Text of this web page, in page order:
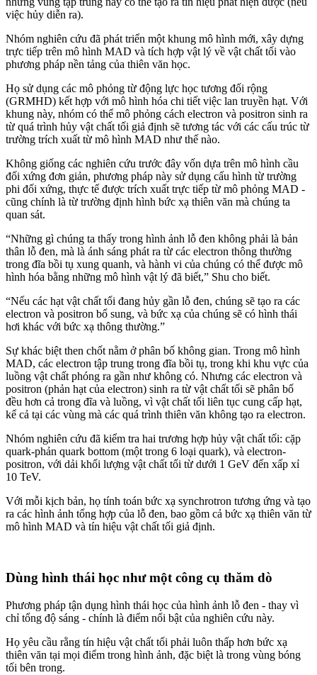
việc hủy diễn ra).
Nhóm nghiên cứu đã phát triển một khung mô hình mới, xây dựng
trực tiếp trên mô hình MAD và tích hợp vật lý về vật chất tối vào
phương pháp nền tảng của thiên văn học.
Họ sử dụng các mô phỏng từ động lực học tương đối rộng
(GRMHD) kết hợp với mô hình hóa chi tiết việc lan truyền hạt. Với
khung này, nhóm có thể mô phỏng cách electron và positron sinh ra
từ quá trình hủy vật chất tối giả định sẽ tương tác với các cấu trúc từ
trường trích xuất từ mô hình MAD như thế nào.
Không giống các nghiên cứu trước đây vốn dựa trên mô hình cầu
đối xứng đơn giản, phương pháp này sử dụng cấu hình từ trường
phi đối xứng, thực tế được trích xuất trực tiếp từ mô phỏng MAD -
cũng chính là từ trường định hình bức xạ thiên văn mà chúng ta
quan sát.
“Những gì chúng ta thấy trong hình ảnh lỗ đen không phải là bản
thân lỗ đen, mà là ánh sáng phát ra từ các electron thông thường
trong đĩa bồi tụ xung quanh, và hành vi của chúng có thể được mô
hình hóa bằng những mô hình vật lý đã biết,” Shu cho biết.
“Nếu các hạt vật chất tối đang hủy gần lỗ đen, chúng sẽ tạo ra các
electron và positron bổ sung, và bức xạ của chúng sẽ có hình thái
hơi khác với bức xạ thông thường.”
Sự khác biệt then chốt nằm ở phân bố không gian. Trong mô hình
MAD, các electron tập trung trong đĩa bồi tụ, trong khi khu vực của
luồng vật chất phóng ra gần như không có. Nhưng các electron và
positron (phản hạt của electron) sinh ra từ vật chất tối sẽ phân bố
đều hơn cả trong đĩa và luồng, vì vật chất tối liên tục cung cấp hạt,
kể cả tại các vùng mà các quá trình thiên văn không tạo ra electron.
Nhóm nghiên cứu đã kiểm tra hai trương hợp hủy vật chất tối: cặp
quark-phản quark bottom (một trong 6 loại quark), và electron-
positron, với dải khối lượng vật chất tối từ dưới 1 GeV đến xấp xỉ
10 TeV.
Với mỗi kịch bản, họ tính toán bức xạ synchrotron tương ứng và tạo
ra các hình ảnh tổng hợp của lỗ đen, bao gồm cả bức xạ thiên văn từ
mô hình MAD và tín hiệu vật chất tối giả định.
Dùng hình thái học như một công cụ thăm dò
Phương pháp tận dụng hình thái học của hình ảnh lỗ đen - thay vì
chỉ tổng độ sáng - chính là điểm nổi bật của nghiên cứu này.
Họ yêu cầu rằng tín hiệu vật chất tối phải luôn thấp hơn bức xạ
thiên văn tại mọi điểm trong hình ảnh, đặc biệt là trong vùng bóng
tối bên trong.